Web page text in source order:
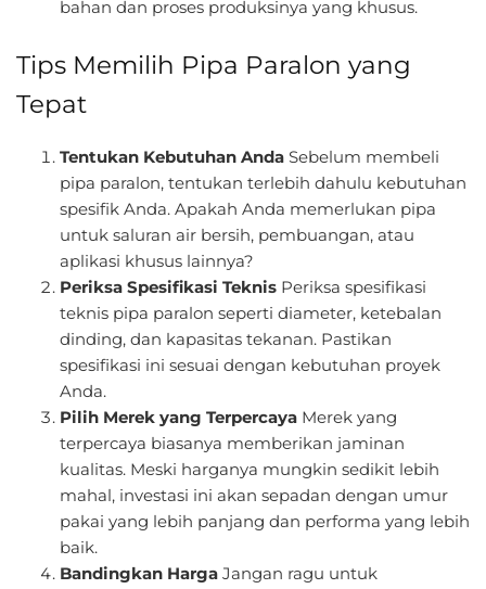
bahan dan proses produksinya yang khusus.
Tips Memilih Pipa Paralon yang
Tepat
Tentukan Kebutuhan Anda Sebelum membeli
pipa paralon, tentukan terlebih dahulu kebutuhan
spesifik Anda. Apakah Anda memerlukan pipa
untuk saluran air bersih, pembuangan, atau
aplikasi khusus lainnya?
Periksa Spesifikasi Teknis Periksa spesifikasi
teknis pipa paralon seperti diameter, ketebalan
dinding, dan kapasitas tekanan. Pastikan
spesifikasi ini sesuai dengan kebutuhan proyek
Anda.
Pilih Merek yang Terpercaya Merek yang
terpercaya biasanya memberikan jaminan
kualitas. Meski harganya mungkin sedikit lebih
mahal, investasi ini akan sepadan dengan umur
pakai yang lebih panjang dan performa yang lebih
baik.
Bandingkan Harga Jangan ragu untuk